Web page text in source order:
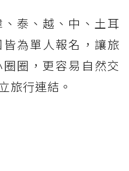
泰、越、中、土耳
為單人報名，讓旅
圈，更容易自然交
旅行連結。